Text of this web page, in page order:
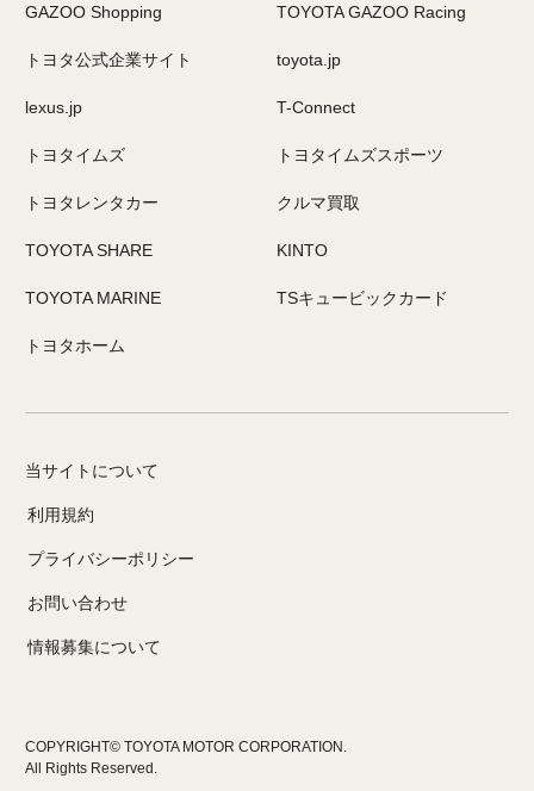
GAZOO Shopping TOYOTA GAZOO Racing
トヨタ公式企業サイト toyota.jp
lexus.jp T-Connect
トヨタイムズ トヨタイムズスポーツ
トヨタレンタカー クルマ買取
TOYOTA SHARE KINTO
TOYOTA MARINE TSキュービックカード
トヨタホーム
当サイトについて
利用規約
プライバシーポリシー
お問い合わせ
情報募集について
COPYRIGHT© TOYOTA MOTOR CORPORATION.
All Rights Reserved.